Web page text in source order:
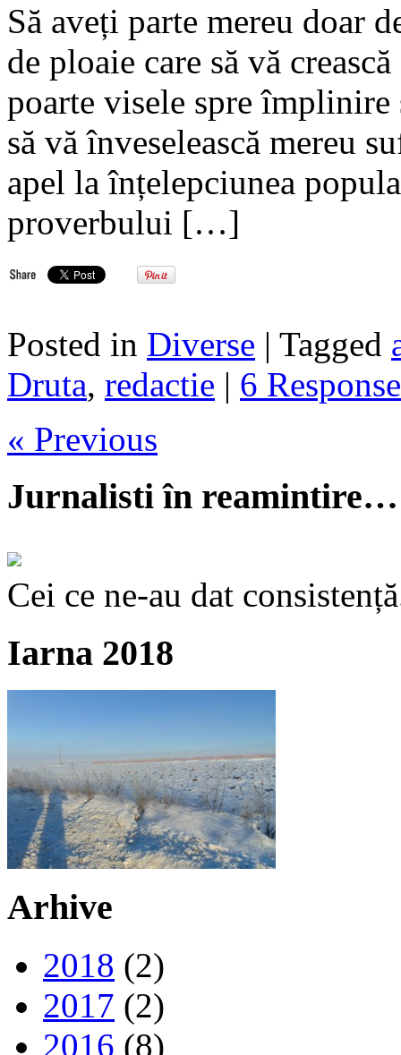
Să aveți parte mereu doar
de ploaie care să vă
poarte visele spre
să vă înveselească mereu
apel la înțelepciunea
proverbului […]
Posted in Diverse | Tagged
Druta, redactie | 6
« Previous
Jurnalisti în reamintire…
Cei ce ne-au dat
Iarna 2018
Arhive
2018 (2)
2017 (2)
2016 (8)